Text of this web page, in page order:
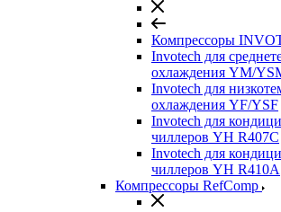
Компрессоры
Invotech для
охлаждения YM/
Invotech для
охлаждения YF/YSF
Invotech для
чиллеров YH R407C
Invotech для
чиллеров YH R410A
Компрессоры RefComp